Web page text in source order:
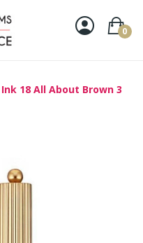
0
18 All About Brown 3